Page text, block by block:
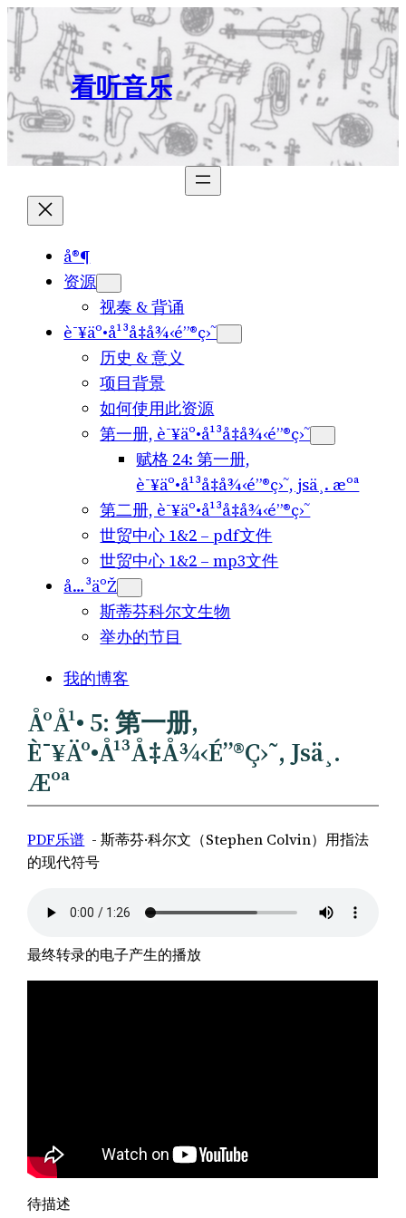
Skip
to
content
看听音乐
å®¶
资源
视奏 & 背诵
è¯¥äº•å¹³å‡å¾‹é”®ç›˜
历史 & 意义
项目背景
如何使用此资源
第一册, è¯¥äº•å¹³å‡å¾‹é”®ç›˜
赋格 24: 第一册,
è¯¥äº•å¹³å‡å¾‹é”®ç›˜, jsä¸­. æºª
第二册, è¯¥äº•å¹³å‡å¾‹é”®ç›˜
世贸中心 1&2 – pdf文件
世贸中心 1&2 – mp3文件
å…³äºŽ
斯蒂芬科尔文生物
举办的节目
我的博客
Åºå¹• 5: 第一册,
È¯¥äº•å¹³å‡å¾‹é”®ç›˜, Jsä¸­.
Æºª
PDF乐谱 - 斯蒂芬·科尔文（Stephen Colvin）用指法
的现代符号
最终转录的电子产生的播放
待描述